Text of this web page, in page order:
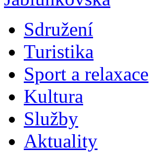
Sdružení
Turistika
Sport a relaxace
Kultura
Služby
Aktuality